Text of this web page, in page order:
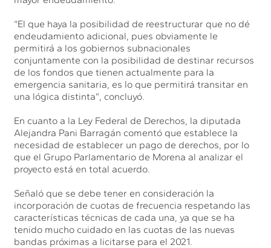
“El que haya la posibilidad de reestructurar que no dé
endeudamiento adicional, pues obviamente le
permitirá a los gobiernos subnacionales
conjuntamente con la posibilidad de destinar recursos
de los fondos que tienen actualmente para la
emergencia sanitaria, es lo que permitirá transitar en
una lógica distinta”, concluyó.
En cuanto a la Ley Federal de Derechos, la diputada
Alejandra Pani Barragán comentó que establece la
necesidad de establecer un pago de derechos, por lo
que el Grupo Parlamentario de Morena al analizar el
proyecto está en total acuerdo.
Señaló que se debe tener en consideración la
incorporación de cuotas de frecuencia respetando las
características técnicas de cada una, ya que se ha
tenido mucho cuidado en las cuotas de las nuevas
bandas próximas a licitarse para el 2021.